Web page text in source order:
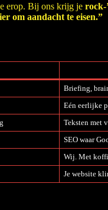
erop. Bij ons krijg je rock-
om aandacht te eisen.”
Briefing,
Eén eerlijke
Teksten met
SEO waar
Wij. Met
Je website